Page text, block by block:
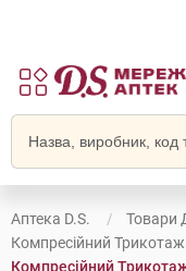
Аптека D.S.
Товари
Компресійний
Компресійний